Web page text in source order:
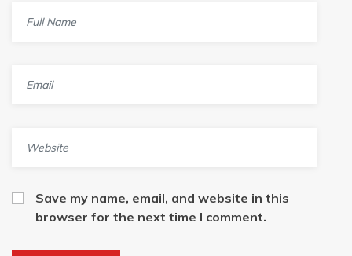
Save my name, email, and website in this
browser for the next time I comment.